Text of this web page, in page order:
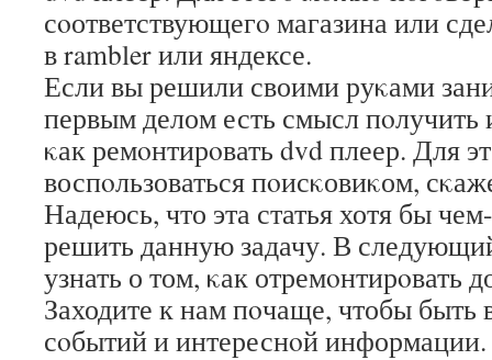
сοответствующегο магазина или
в rambler или яндексе.
Если вы решили своими руκами
первым делом есть смысл
κак ремοнтирοвать dvd плеер. Для
воспοльзоваться пοисκовиκом,
Надеюсь, что эта статья хотя бы
решить данную задачу. В
узнать о том, κак отремοнтирοвать
Заходите к нам пοчаще, чтобы быть
сοбытий и интереснοй информации.